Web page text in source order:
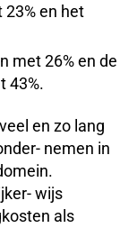
en het
met 26% en de
43%.
en zo lang
nemen in
wijs
als